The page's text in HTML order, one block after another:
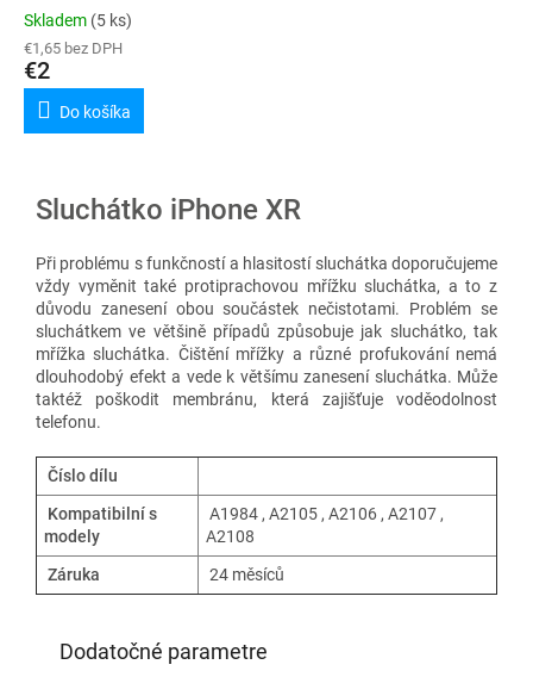
Skladem (5 ks)
€1,65 bez DPH
€2
Do košíka
Sluchátko iPhone XR
Při problému s funkčností a hlasitostí sluchátka doporučujeme
vždy vyměnit také protiprachovou mřížku sluchátka, a to z
důvodu zanesení obou součástek nečistotami. Problém se
sluchátkem ve většině případů způsobuje jak sluchátko, tak
mřížka sluchátka. Čištění mřížky a různé profukování nemá
dlouhodobý efekt a vede k většímu zanesení sluchátka. Může
taktéž poškodit membránu, která zajišťuje voděodolnost
telefonu.
Číslo dílu
Kompatibilní s
modely
A1984 , A2105 , A2106 , A2107 ,
A2108
Záruka
24 měsíců
Dodatočné parametre